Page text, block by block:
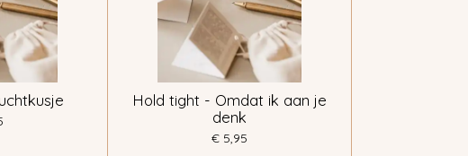
Hold tight - Omdat ik aan je
denk
€ 5,95